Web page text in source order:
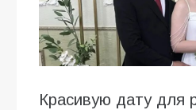
Красивую дату для